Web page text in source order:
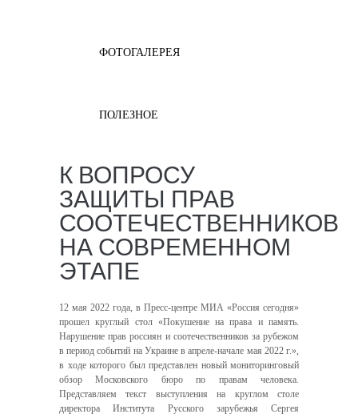
ФОТОГАЛЕРЕЯ
ПОЛЕЗНОЕ
К ВОПРОСУ
ЗАЩИТЫ ПРАВ
СООТЕЧЕСТВЕННИКОВ
НА СОВРЕМЕННОМ
ЭТАПЕ
12 мая 2022 года, в Пресс-центре МИА «Россия сегодня»
прошел круглый стол «Покушение на права и память.
Нарушение прав россиян и соотечественников за рубежом
в период событий на Украине в апреле-начале мая 2022 г.»,
в ходе которого был представлен новый мониторинговый
обзор Московского бюро по правам человека.
Представляем текст выступления на круглом столе
директора Института Русского зарубежья Сергея